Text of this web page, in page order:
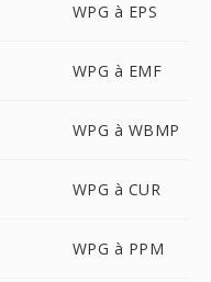
WPG à EPS
WPG à EMF
WPG à WBMP
WPG à CUR
WPG à PPM